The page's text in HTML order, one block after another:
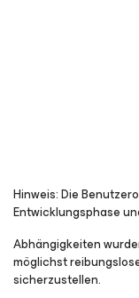
Hinweis: Die
Entwicklungsphase
Abhängigkeiten
möglichst
sicherzustellen.